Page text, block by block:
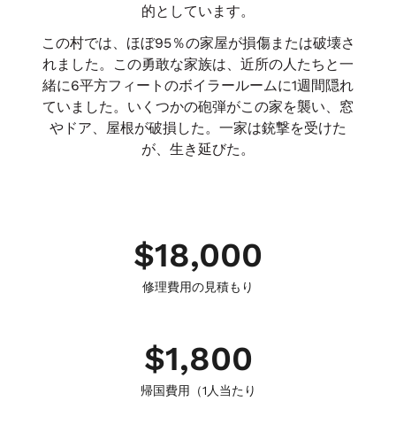
的としています。
この村では、ほぼ95％の家屋が損傷または破壊さ
れました。この勇敢な家族は、近所の人たちと一
緒に6平方フィートのボイラールームに1週間隠れ
ていました。いくつかの砲弾がこの家を襲い、窓
やドア、屋根が破損した。一家は銃撃を受けた
が、生き延びた。
修理費用の見積もり
$18,000
帰国費用（1人当たり
$1,800